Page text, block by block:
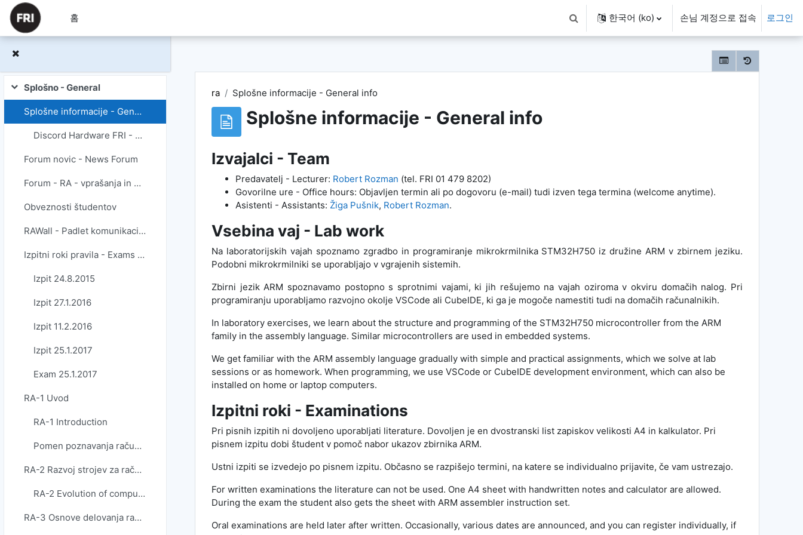
메인 콘텐츠로 건너뛰기
홈
검색 입력 전환한국어 ‎(ko)‎ 손님 계정으로 접속 로그인
축소Splošno - General
Splošne informacije - General info
Discord Hardware FRI - skupnost za HW predmete
Forum novic - News Forum
Forum - RA - vprašanja in odgovori - Q&A
Obveznosti študentov
RAWall - Padlet komunikacijski kanal za predavanja
Izpitni roki pravila - Exams Rules
Izpit 24.8.2015
Izpit 27.1.2016
Izpit 11.2.2016
Izpit 25.1.2017
Exam 25.1.2017
RA-1 Uvod
RA-1 Introduction
Pomen poznavanja računalniške arhitekture, Miha_Krajnc
RA-2 Razvoj strojev za računanje
RA-2 Evolution of computing machines
RA-3 Osnove delovanja računalnikov
ra Splošne informacije - General info
Splošne informacije - General info
Izvajalci - Team
Predavatelj - Lecturer: Robert Rozman (tel. FRI 01 479 8202)
Govorilne ure - Office hours: Objavljen termin ali po dogovoru (e-mail) tudi izven tega termina (welcome anytime).
Asistenti - Assistants: Žiga Pušnik, Robert Rozman.
Vsebina vaj - Lab work
Na laboratorijskih vajah spoznamo zgradbo in programiranje mikrokrmilnika STM32H750 iz družine ARM v zbirnem jeziku.
Podobni mikrokrmilniki se uporabljajo v vgrajenih sistemih.
Zbirni jezik ARM spoznavamo postopno s sprotnimi vajami, ki jih rešujemo na vajah oziroma v okviru domačih nalog. Pri
programiranju uporabljamo razvojno okolje VSCode ali CubeIDE, ki ga je mogoče namestiti tudi na domačih računalnikih.
In laboratory exercises, we learn about the structure and programming of the STM32H750microcontroller from the ARM
family in the assembly language. Similar microcontrollers are used in embedded systems.
We get familiar with the ARM assembly language gradually with simple and practical assignments, which we solve at lab
sessions or as homework. When programming, we use VSCode or CubeIDE development environment, which can also be
installed on home or laptop computers.
Izpitni roki - Examinations
Pri pisnih izpitih ni dovoljeno uporabljati literature. Dovoljen je en dvostranski list zapiskov velikosti A4 in kalkulator. Pri
pisnem izpitu dobi študent v pomoč nabor ukazov zbirnika ARM.
Ustni izpiti se izvedejo po pisnem izpitu. Občasno se razpišejo termini, na katere se individualno prijavite, če vam ustrezajo.
For written examinations the literature can not be used. One A4 sheet with handwritten notes and calculator are allowed.
During the exam the student also gets the sheet with ARM assembler instruction set.
Oral examinations are held later after written. Occasionally, various dates are announced, and you can register individually, if